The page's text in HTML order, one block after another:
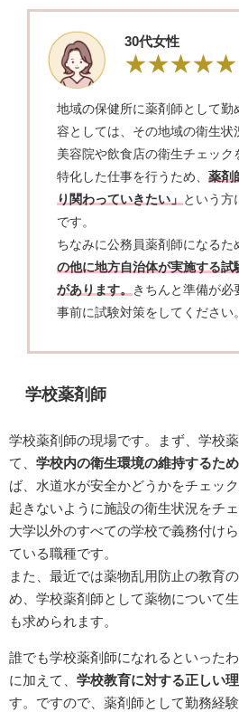
​30代女性
地域の保健所に薬剤師として勤
容としては、その地域の衛生状
美容院や飲食店の衛生チェック
特化した仕事を行うため、 薬剤
り関わっていきたい」
という方
です。
ちなみに公務員薬剤師になるた
の他に地方自治体が実施する試
があります。
きちんと準備が必
事前に試験対策をしてください。
学校薬剤師
学校薬剤師の現場です。まず、学校
て、 学校内の衛生環境の維持するた
ば、水道水が安全かどうかをチェッ
起きないように施設の衛生状況をチ
大学以外のすべての学校で義務付け
ている職種です。
また、最近では薬物乱用防止の教育
め、学校薬剤師として薬物について
も求められます。
誰でも学校薬剤師になれるといった
に加えて、 学校教育に対する正しい
す。ですので、薬剤師として勤務経